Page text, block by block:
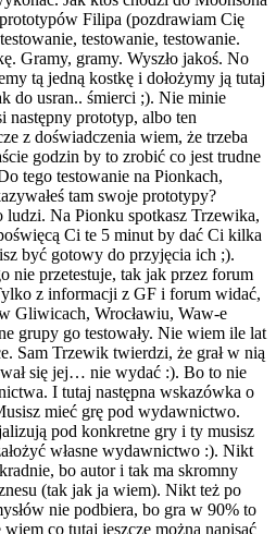
Filipa (pozdrawiam Cię
testowanie, testowanie.
Gramy, gramy. Wyszło jakoś. No
tą jedną kostkę i dołożymy ją tutaj
do usran.. śmierci ;). Nie minie
następny prototyp, albo ten
z doświadczenia wiem, że trzeba
godzin by to zrobić co jest trudne
tego testowanie na Pionkach,
tam swoje prototypy?
Na Pionku spotkasz Trzewika,
Ci te 5 minut by dać Ci kilka
być gotowy do przyjęcia ich ;).
nie przetestuje, tak jak przez forum
z informacji z GF i forum widać,
Gliwicach, Wrocławiu, Waw-e
grupy go testowały. Nie wiem ile lat
Sam Trzewik twierdzi, że grał w nią
się jej… nie wydać :). Bo to nie
I tutaj następna wskazówka o
mieć grę pod wydawnictwo.
pod konkretne gry i ty musisz
własne wydawnictwo :). Nikt
bo autor i tak ma skromny
(tak jak ja wiem). Nikt też po
nie podbiera, bo gra w 90% to
wiem co tutaj jeszcze można napisać